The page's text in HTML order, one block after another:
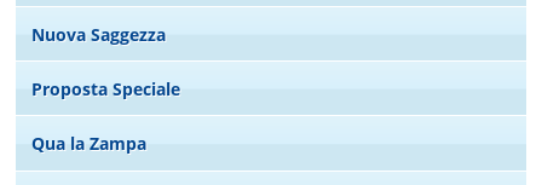
Nuova Saggezza
Proposta Speciale
Qua la Zampa